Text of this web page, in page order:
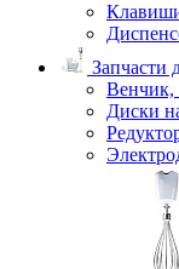
Запчасти
Венчик,
Диски